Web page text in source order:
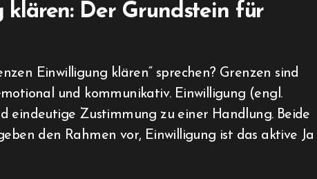
klären: Der Grundstein für
Einwilligung klären“ sprechen? Grenzen sind
und kommunikativ. Einwilligung (engl.
eindeutige Zustimmung zu einer Handlung. Beide
den Rahmen vor, Einwilligung ist das aktive Ja